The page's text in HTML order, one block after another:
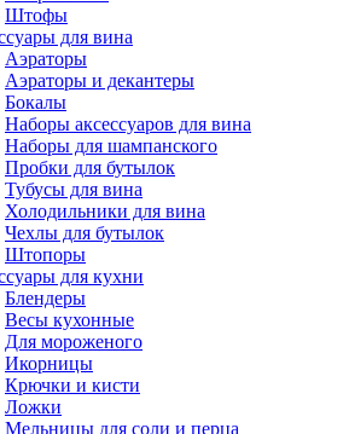
Штофы
для вина
Аэраторы
Аэраторы и декантеры
Бокалы
Наборы аксессуаров для вина
Наборы для шампанского
Пробки для бутылок
Тубусы для вина
Холодильники для вина
Чехлы для бутылок
Штопоры
для кухни
Блендеры
Весы кухонные
Для мороженого
Икорницы
Крючки и кисти
Ложки
Мельницы для соли и перца